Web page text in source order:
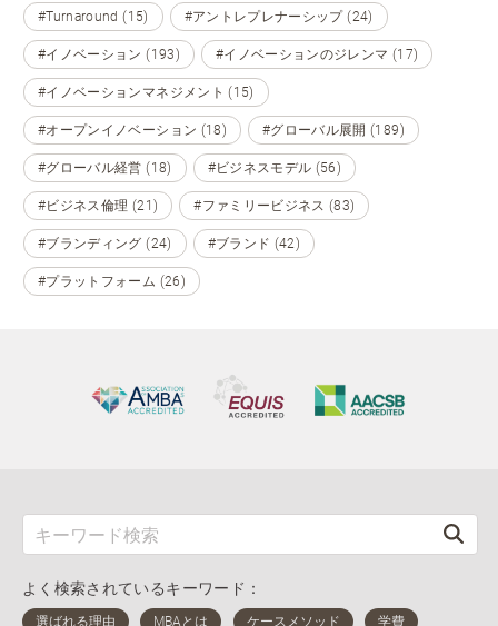
#Turnaround (15) #アントレプレナーシップ (24)
#イノベーション (193) #イノベーションのジレンマ (17)
#イノベーションマネジメント (15)
#オープンイノベーション (18) #グローバル展開 (189)
#グローバル経営 (18) #ビジネスモデル (56)
#ビジネス倫理 (21) #ファミリービジネス (83)
#ブランディング (24) #ブランド (42)
#プラットフォーム (26)
よく検索されているキーワード：